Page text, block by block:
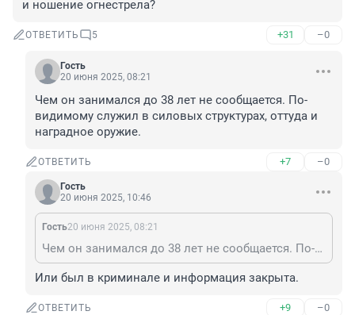
и ношение огнестрела?
ОТВЕТИТЬ 5 +31 –0
Гость
20 июня 2025, 08:21
Чем он занимался до 38 лет не сообщается. По-
видимому служил в силовых структурах, оттуда и
наградное оружие.
ОТВЕТИТЬ +7 –0
Гость
20 июня 2025, 10:46
Гость20 июня 2025, 08:21
Чем он занимался до 38 лет не сообщается. По-видимому служил в силовых структурах, оттуда и наградное оружие.
Или был в криминале и информация закрыта.
ОТВЕТИТЬ +9 –0